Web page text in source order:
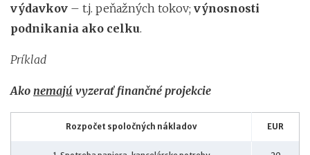
výdavkov – t.j. peňažných tokov; výnosnosti
podnikania ako celku.
Príklad
Ako nemajú vyzerať finančné projekcie
Rozpočet spoločných nákladov EUR